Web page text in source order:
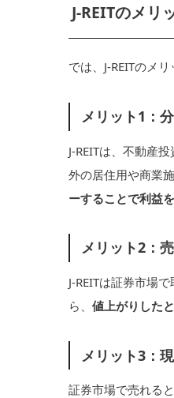
J-REITのメリ
では、J-REITのメ
メリット1：
J-REITは、不動産
外の居住用や商業
ーすることで利益
メリット2：
J-REITは証券市場
ら、 値上がりした
メリット3：
証券市場で売れる